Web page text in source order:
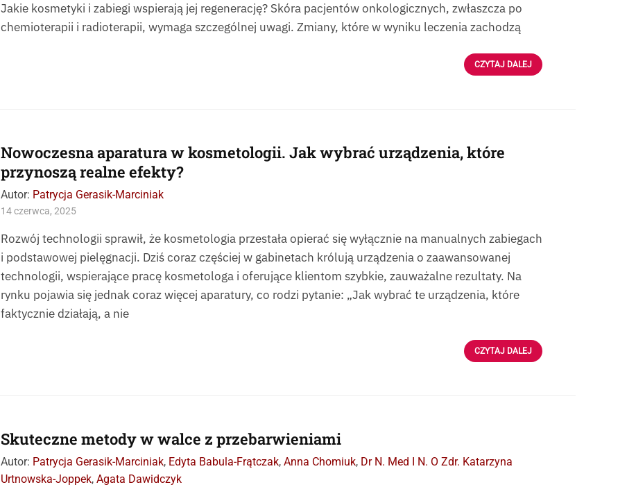
Jakie kosmetyki i zabiegi wspierają jej regenerację? Skóra pacjentów onkologicznych, zwłaszcza po
chemioterapii i radioterapii, wymaga szczególnej uwagi. Zmiany, które w wyniku leczenia zachodzą
CZYTAJ DALEJ
Nowoczesna aparatura w kosmetologii. Jak wybrać urządzenia, które
przynoszą realne efekty?
Autor: Patrycja Gerasik-Marciniak
14 czerwca, 2025
Rozwój technologii sprawił, że kosmetologia przestała opierać się wyłącznie na manualnych zabiegach
i podstawowej pielęgnacji. Dziś coraz częściej w gabinetach królują urządzenia o zaawansowanej
technologii, wspierające pracę kosmetologa i oferujące klientom szybkie, zauważalne rezultaty. Na
rynku pojawia się jednak coraz więcej aparatury, co rodzi pytanie: „Jak wybrać te urządzenia, które
faktycznie działają, a nie
CZYTAJ DALEJ
Skuteczne metody w walce z przebarwieniami
Autor: Patrycja Gerasik-Marciniak, Edyta Babula-Frątczak, Anna Chomiuk, Dr N. Med I N. O Zdr. Katarzyna
Urtnowska-Joppek, Agata Dawidczyk